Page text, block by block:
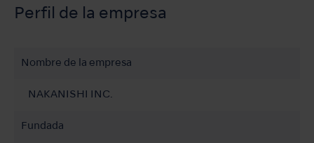
Perfil de la empresa
Nombre de la empresa
NAKANISHI INC.
Fundada